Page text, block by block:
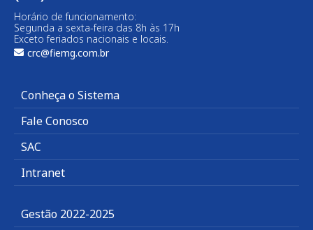
Horário de funcionamento:
Segunda a sexta-feira das 8h às 17h
Exceto feriados nacionais e locais.
crc@fiemg.com.br
Conheça o Sistema
Fale Conosco
SAC
Intranet
Gestão 2022-2025